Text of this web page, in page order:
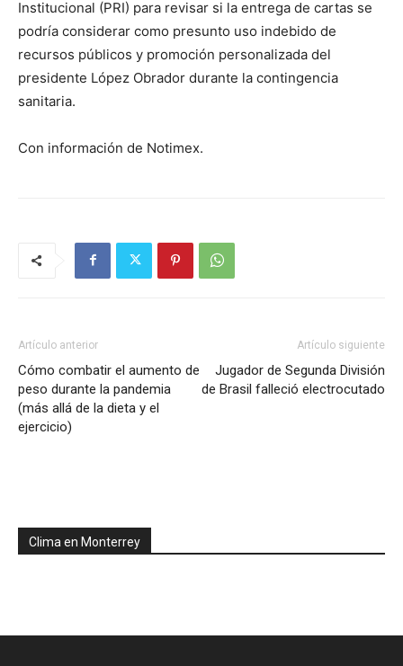
Institucional (PRI) para revisar si la entrega de cartas se
podría considerar como presunto uso indebido de
recursos públicos y promoción personalizada del
presidente López Obrador durante la contingencia
sanitaria.
Con información de Notimex.
Artículo anterior
Cómo combatir el aumento de
peso durante la pandemia
(más allá de la dieta y el
ejercicio)
Artículo siguiente
Jugador de Segunda División
de Brasil falleció electrocutado
Clima en Monterrey